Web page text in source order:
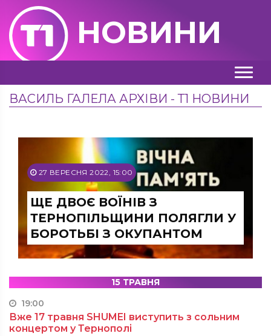
НОВИНИ
ВАСИЛЬ ГАЛЕЛА АРХІВИ - Т1 НОВИНИ
27 ВЕРЕСНЯ 2022, 15:00
ЩЕ ДВОЄ ВОЇНІВ З
ТЕРНОПІЛЬЩИНИ ПОЛЯГЛИ У
БОРОТЬБІ З ОКУПАНТОМ
15 ТРАВНЯ
19:00
Вже 17 травня SHUMEI виступить з сольним
концертом у Тернополі